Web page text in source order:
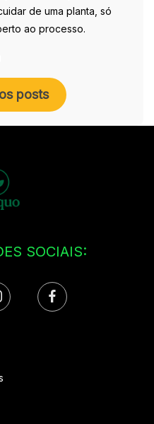
de uma planta, só
ao processo.
posts
SOCIAIS: